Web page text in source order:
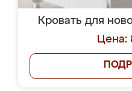
Кровать для
Цена: